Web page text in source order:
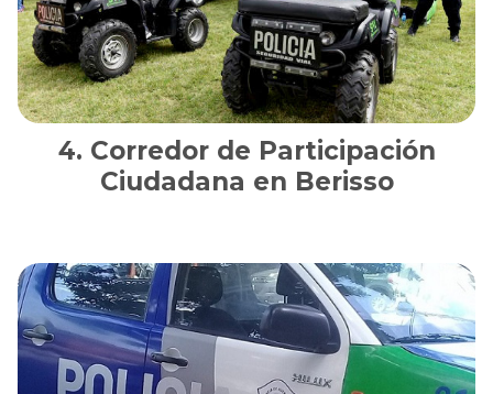
Corredor de Participación
Ciudadana en Berisso